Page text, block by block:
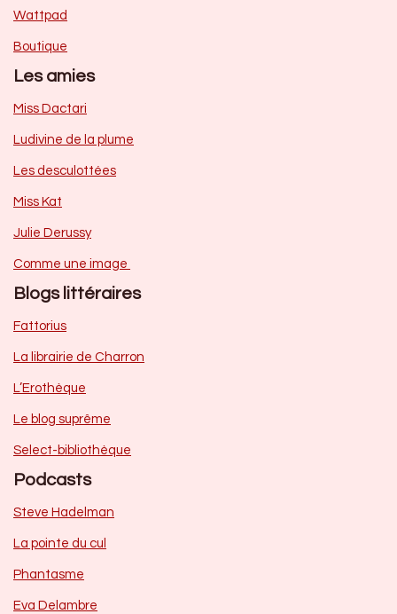
Wattpad
Boutique
Les amies
Miss Dactari
Ludivine de la plume
Les desculottées
Miss Kat
Julie Derussy
Comme une image
Blogs littéraires
Fattorius
La librairie de Charron
L’Erothèque
Le blog suprême
Select-bibliothèque
Podcasts
Steve Hadelman
La pointe du cul
Phantasme
Eva Delambre